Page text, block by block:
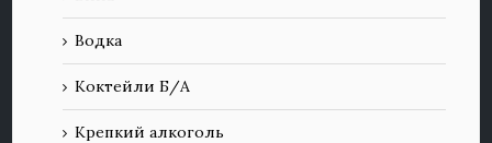
Водка
Коктейли Б/А
Крепкий алкоголь